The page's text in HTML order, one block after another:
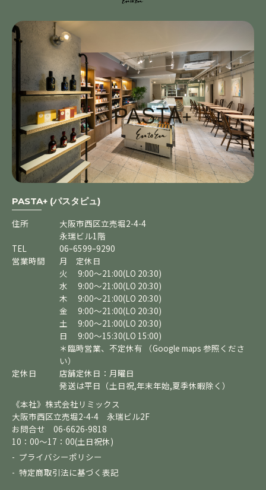
PASTA+ (パスタピュ)
住所
大阪市西区立売堀2-4-4
永瑞ビル1階
TEL
06ｰ6599ｰ9290
営業時間
月 定休日
火 9:00～21:00(LO 20:30)
水 9:00～21:00(LO 20:30)
木 9:00～21:00(LO 20:30)
金 9:00～21:00(LO 20:30)
土 9:00～21:00(LO 20:30)
日 9:00～15:30(LO 15:00)
＊臨時営業、不定休有 （Google maps 参照くださ
い）
定休日
店舗定休日：月曜日
発送は平日（土日祝,年末年始,夏季休暇除く）
《本社》株式会社リミックス
大阪市西区立売堀2-4-4 永瑞ビル2F
お問合せ 06-6626-9818
10：00～17：00(土日祝休)
プライバシーポリシー
特定商取引法に基づく表記